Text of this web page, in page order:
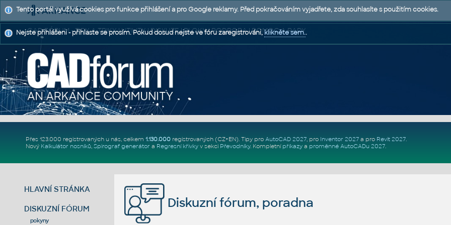
CAD FÓRUM - TIPY A TRIKY | UTILITY | DISKUZE | BLOKY | PODPORA | POMOC A RADY
Přes 123.000 registrovaných u nás, celkem 1.130.000registrovaných (CZ+EN). Tipy pro AutoCAD 2027, pro Inventor 2027a pro Revit 2027.
Nový Kalkulátor nosníků, Spirograf generátor a Regresní křivkyv sekci Převodníky. Kompletní příkazya proměnné AutoCADu 2027.
HLAVNÍ STRÁNKA
DISKUZNÍ FÓRUM
pokyny
Diskuzní fórum, poradna
Tento portál využívá cookies pro funkce přihlášení a pro Google reklamy. Před pokračováním vyjadřete, zda souhlasíte s použitím cookies.
Nejste přihlášeni - přihlaste se prosím. Pokud dosud nejste ve fóru zaregistrováni,klikněte sem..